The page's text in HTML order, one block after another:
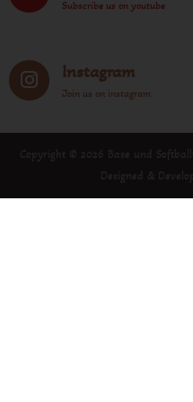
Subscribe us on youtube
Instagram
Join us on instagram
Copyright © 2026 Base und